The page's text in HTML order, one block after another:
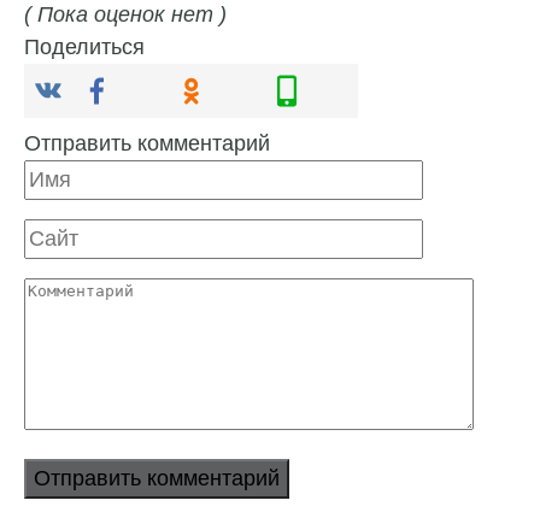
( Пока оценок нет )
Поделиться
Отправить комментарий
Имя
Сайт
Комментарий